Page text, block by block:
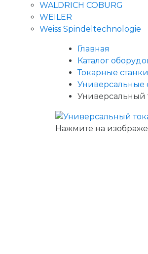
WALDRICH COBURG
WEILER
Weiss Spindeltechnologie
Главная
Каталог
Токарные станки
Универсальные
Универсальный
Нажмите на